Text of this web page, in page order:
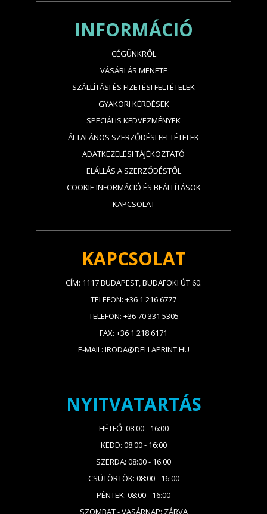
INFORMÁCIÓ
CÉGÜNKRŐL
VÁSÁRLÁS MENETE
SZÁLLÍTÁSI ÉS FIZETÉSI FELTÉTELEK
GYAKORI KÉRDÉSEK
SPECIÁLIS KEDVEZMÉNYEK
ÁLTALÁNOS SZERZŐDÉSI FELTÉTELEK
ADATKEZELÉSI TÁJÉKOZTATÓ
ELÁLLÁS A SZERZŐDÉSTŐL
COOKIE INFORMÁCIÓ ÉS BEÁLLÍTÁSOK
KAPCSOLAT
KAPCSOLAT
CÍM: 1117 BUDAPEST, BUDAFOKI ÚT 60.
TELEFON: +36 1 216 6777
TELEFON: +36 70 331 5305
FAX: +36 1 218 6171
E-MAIL: IRODA@DELLAPRINT.HU
NYITVATARTÁS
HÉTFŐ: 08:00 - 16:00
KEDD: 08:00 - 16:00
SZERDA: 08:00 - 16:00
CSÜTÖRTÖK: 08:00 - 16:00
PÉNTEK: 08:00 - 16:00
SZOMBAT - VASÁRNAP: ZÁRVA